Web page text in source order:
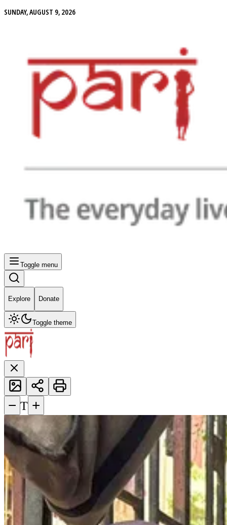
SUNDAY, AUGUST 9, 2026
Toggle menu
Explore Donate
Toggle theme
− T +